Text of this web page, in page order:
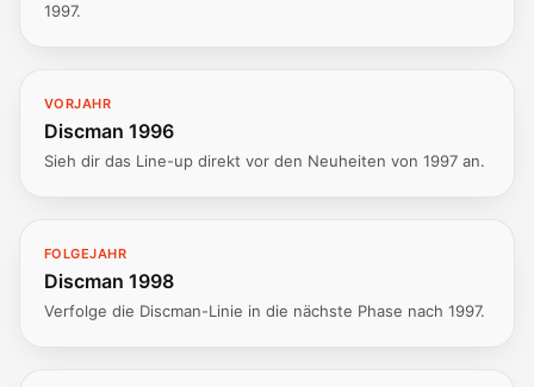
1997.
VORJAHR
Discman 1996
Sieh dir das Line-up direkt vor den Neuheiten von 1997 an.
FOLGEJAHR
Discman 1998
Verfolge die Discman-Linie in die nächste Phase nach 1997.